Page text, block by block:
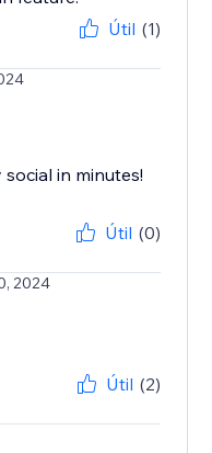
Útil (1)
in minutes!
Útil (0)
2024
Útil (2)